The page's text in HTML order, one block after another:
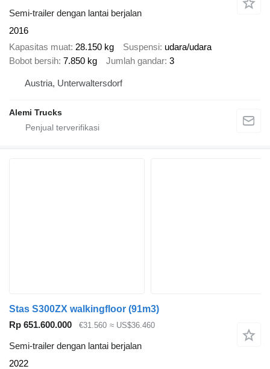
Semi-trailer dengan lantai berjalan
2016
Kapasitas muat 28.150 kg Suspensi udara/udara
Bobot bersih 7.850 kg Jumlah gandar 3
Austria, Unterwaltersdorf
Alemi Trucks
Stas S300ZX walkingfloor (91m3)
Rp 651.600.000
€31.560 ≈ US$36.460
Semi-trailer dengan lantai berjalan
2022